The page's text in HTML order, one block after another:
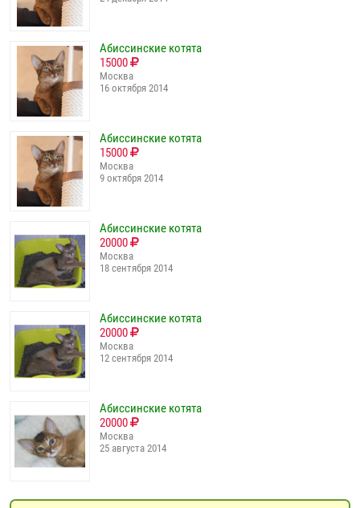
Абиссинские котята
15000
Москва
16 октября 2014
Абиссинские котята
15000
Москва
9 октября 2014
Абиссинские котята
20000
Москва
18 сентября 2014
Абиссинские котята
20000
Москва
12 сентября 2014
Абиссинские котята
20000
Москва
25 августа 2014